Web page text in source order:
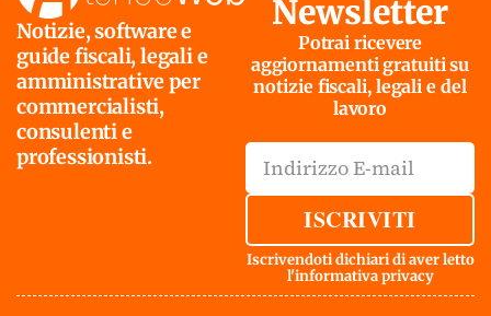
Notizie, software e
guide fiscali, legali e
amministrative per
commercialisti,
consulenti e
professionisti.
Newsletter
Potrai ricevere
aggiornamenti gratuiti su
notizie fiscali, legali e del
lavoro
ISCRIVITI
Iscrivendoti dichiari di aver letto
l'informativa privacy